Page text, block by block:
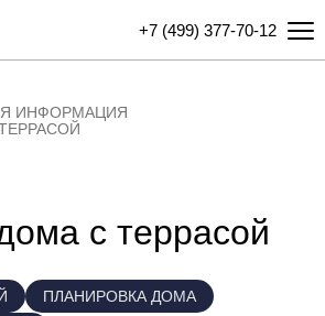
+7 (499) 377-70-12
ИНФОРМАЦИЯ
с террасой
ПЛАНИРОВКА ДОМА